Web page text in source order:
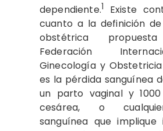
dependiente.1
Existe
cuanto a la definición
obstétrica
Federación
Ginecología y
es la pérdida sanguínea
un parto vaginal y
cesárea, o
sanguínea que implique